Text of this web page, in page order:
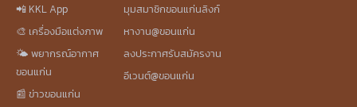
📲 KKL App
🎨 เครื่องมือแต่งภาพ
🌤️ พยากรณ์อากาศ
ขอนแก่น
📰 ข่าวขอนแก่น
มุมสมาชิกขอนแก่นลิงก์
หางาน@ขอนแก่น
ลงประกาศรับสมัครงาน
อีเวนต์@ขอนแก่น